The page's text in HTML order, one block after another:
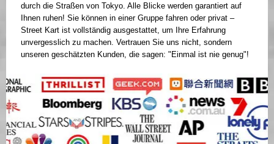
durch die Straßen von Tokyo. Alle Blicke werden garantiert auf
Ihnen ruhen! Sie können in einer Gruppe fahren oder privat –
Street Kart ist vollständig ausgestattet, um Ihre Erfahrung
unvergesslich zu machen. Vertrauen Sie uns nicht, sondern
unseren geschätzten Kunden, die sagen: "Einmal ist nie genug"!